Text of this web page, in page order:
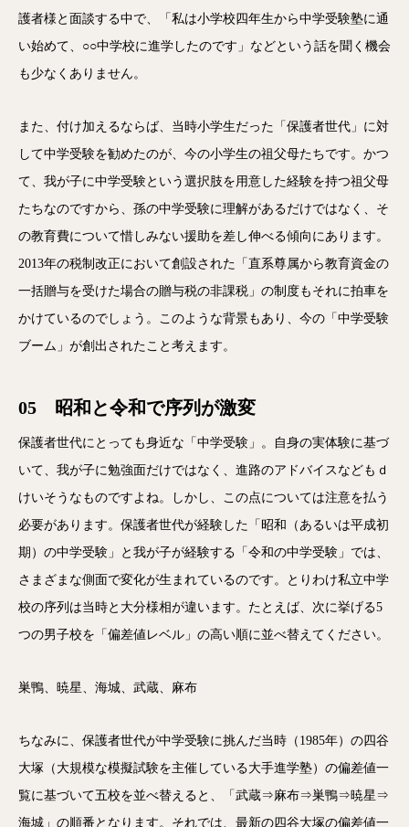
護者様と面談する中で、「私は小学校四年生から中学受験塾に通
い始めて、○○中学校に進学したのです」などという話を聞く機会
も少なくありません。
また、付け加えるならば、当時小学生だった「保護者世代」に対
して中学受験を勧めたのが、今の小学生の祖父母たちです。かつ
て、我が子に中学受験という選択肢を用意した経験を持つ祖父母
たちなのですから、孫の中学受験に理解があるだけではなく、そ
の教育費について惜しみない援助を差し伸べる傾向にあります。
2013年の税制改正において創設された「直系尊属から教育資金の
一括贈与を受けた場合の贈与税の非課税」の制度もそれに拍車を
かけているのでしょう。このような背景もあり、今の「中学受験
ブーム」が創出されたこと考えます。
05 昭和と令和で序列が激変
保護者世代にとっても身近な「中学受験」。自身の実体験に基づ
いて、我が子に勉強面だけではなく、進路のアドバイスなどもｄ
けいそうなものですよね。しかし、この点については注意を払う
必要があります。保護者世代が経験した「昭和（あるいは平成初
期）の中学受験」と我が子が経験する「令和の中学受験」では、
さまざまな側面で変化が生まれているのです。とりわけ私立中学
校の序列は当時と大分様相が違います。たとえば、次に挙げる5
つの男子校を「偏差値レベル」の高い順に並べ替えてください。
巣鴨、暁星、海城、武蔵、麻布
ちなみに、保護者世代が中学受験に挑んだ当時（1985年）の四谷
大塚（大規模な模擬試験を主催している大手進学塾）の偏差値一
覧に基づいて五校を並べ替えると、「武蔵⇒麻布⇒巣鴨⇒暁星⇒
海城」の順番となります。それでは、最新の四谷大塚の偏差値一